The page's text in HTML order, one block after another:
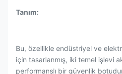
Tanım:
Bu, özellikle endüstriyel ve
için tasarlanmış, iki temel işlevi
performanslı bir güvenlik